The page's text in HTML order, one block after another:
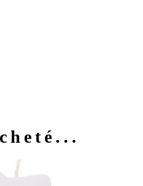
Aperçu rapide